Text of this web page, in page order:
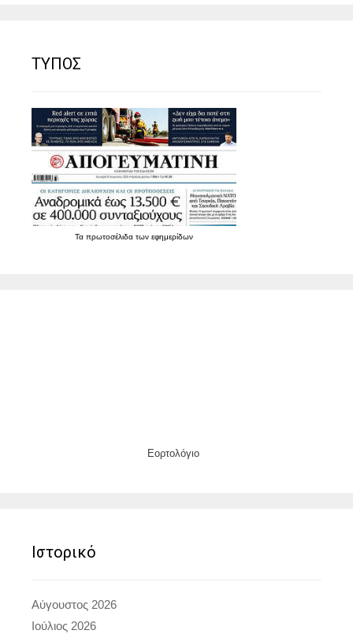
ΤΥΠΟΣ
Τα πρωτοσέλιδα των εφημερίδων
Εορτολόγιο
Ιστορικό
Αύγουστος 2026
Ιούλιος 2026